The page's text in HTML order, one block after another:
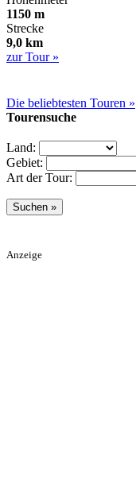
1150 m
Strecke
9,0 km
zur Tour »
Die beliebtesten Touren »
Tourensuche
Land:
Gebiet:
Art der Tour:
Anzeige